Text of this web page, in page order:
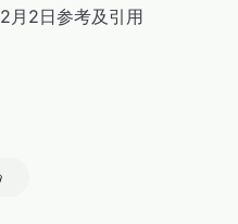
月2日参考及引用